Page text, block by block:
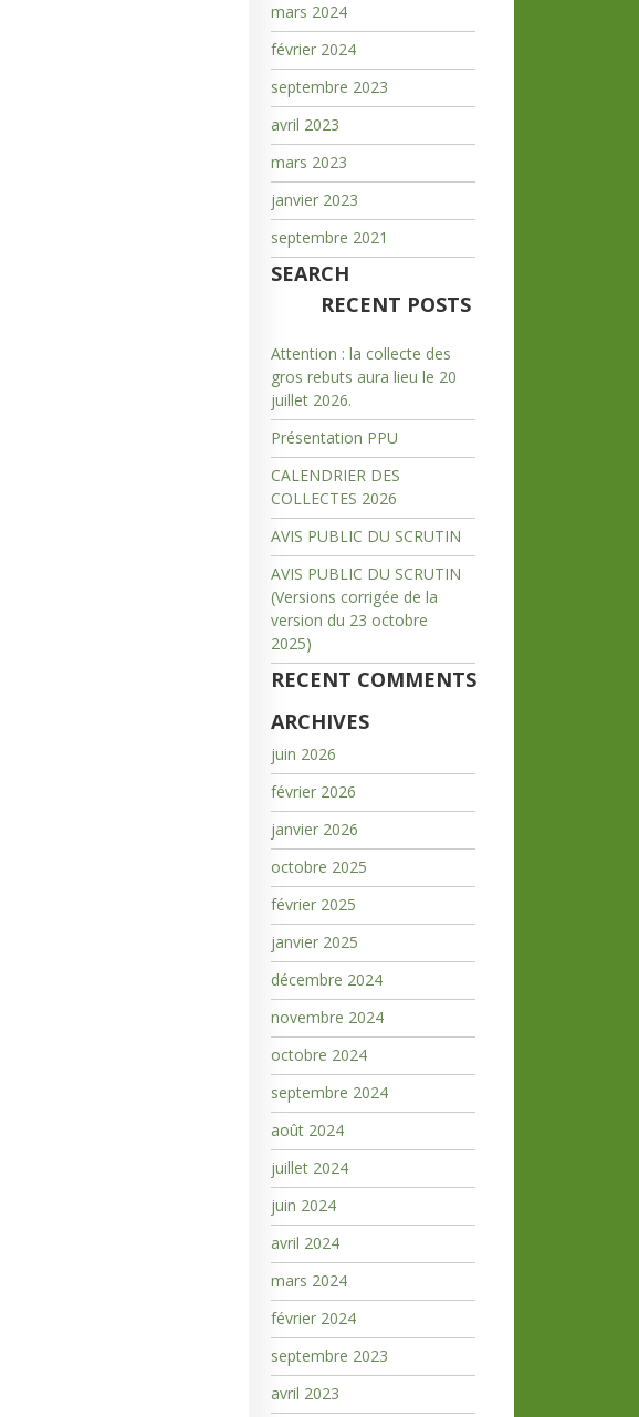
mars 2024
février 2024
septembre 2023
avril 2023
mars 2023
janvier 2023
septembre 2021
SEARCH
RECENT POSTS
Attention : la collecte des
gros rebuts aura lieu le 20
juillet 2026.
Présentation PPU
CALENDRIER DES
COLLECTES 2026
AVIS PUBLIC DU SCRUTIN
AVIS PUBLIC DU SCRUTIN
(Versions corrigée de la
version du 23 octobre
2025)
RECENT COMMENTS
ARCHIVES
juin 2026
février 2026
janvier 2026
octobre 2025
février 2025
janvier 2025
décembre 2024
novembre 2024
octobre 2024
septembre 2024
août 2024
juillet 2024
juin 2024
avril 2024
mars 2024
février 2024
septembre 2023
avril 2023